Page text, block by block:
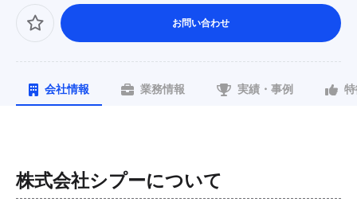
お問い合わせ
会社情報 業務情報 実績・事例
株式会社シプーについて